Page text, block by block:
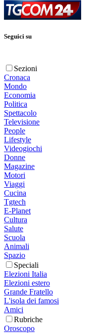
Seguici su
Sezioni
Cronaca
Mondo
Economia
Politica
Spettacolo
Televisione
People
Lifestyle
Videogiochi
Donne
Magazine
Motori
Viaggi
Cucina
Tgtech
E-Planet
Cultura
Salute
Scuola
Animali
Spazio
Speciali
Elezioni Italia
Elezioni estero
Grande Fratello
L'isola dei famosi
Amici
Rubriche
Oroscopo